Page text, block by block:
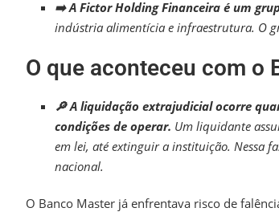
➡️ A Fictor Holding Financeira é um
indústria alimentícia e infraestrutura. O
O que aconteceu com o
🔎 A liquidação extrajudicial ocorre
condições de operar. Um liquidante
em lei, até extinguir a instituição. Nessa
nacional.
O Banco Master já enfrentava risco de